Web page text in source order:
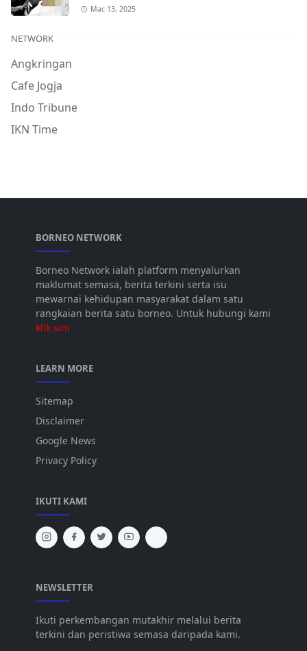
Mac 13, 2025
NETWORK
Angkringan
Cafe Jogja
Indo Tribune
IKN Time
BORNEO NETWORK
Borneo Network ialah platform menyalurkan
maklumat semasa, berita terkini serta isu
mewarnai kehidupan masyarakat dalam satu
rangkaian berita satu borneo. Untuk hubungi kami
klik sini
LEARN MORE
Sitemap
Disclaimer
Google News
Privacy Policy
IKUTI KAMI
NEWSLETTER
Ikuti perkembangan mutakhir melalui berita
terkini dan peristiwa semasa daripada kami.